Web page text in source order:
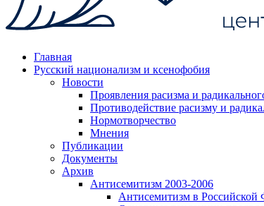
Главная
Русский национализм и ксенофобия
Новости
Проявления расизма и
Противодействие расизму и
Нормотворчество
Мнения
Публикации
Документы
Архив
Антисемитизм 2003-2006
Антисемитизм в Российской